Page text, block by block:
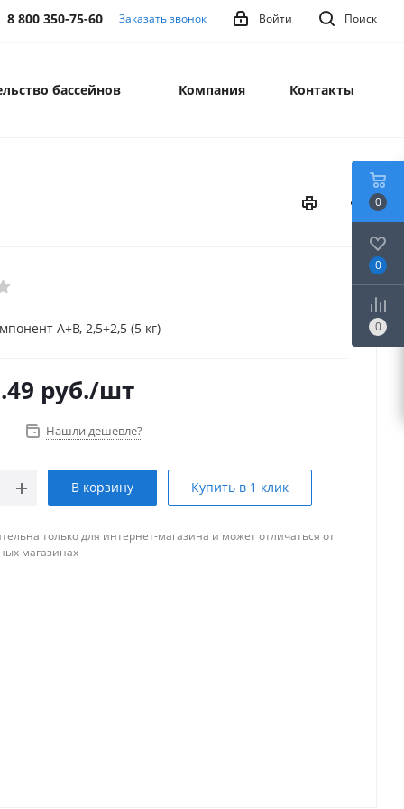
Поиск
Войти
8 800 350-75-60 Заказать звонок
бассейнов Компания Контакты
А+В, 2,5+2,5 (5 кг)
руб./шт
Нашли дешевле?
В корзину Купить в 1 клик
только для интернет-магазина и может отличаться от
магазинах
0
0
0